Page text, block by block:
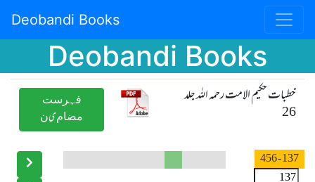
Deobandi Books
Deobandi Books
خطبات حکیم الامت رحمہ اللہ جلد
26
ﻓﮩﺮﺳﺖ
ﻣﻀﺎﻡیﻥ
137
- 456